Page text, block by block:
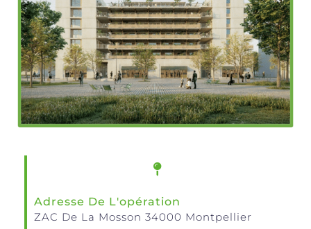
Adresse De L'opération
ZAC De La Mosson 34000 Montpellier